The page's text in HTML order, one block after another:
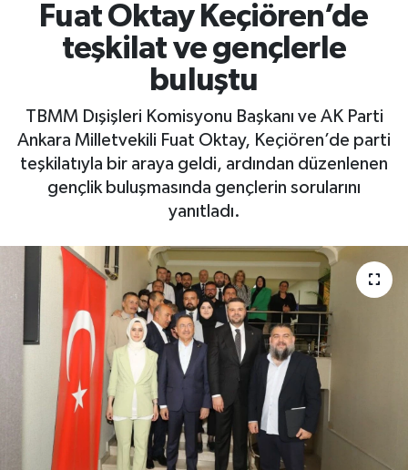
Fuat Oktay Keçiören’de
teşkilat ve gençlerle
buluştu
TBMM Dışişleri Komisyonu Başkanı ve AK Parti
Ankara Milletvekili Fuat Oktay, Keçiören’de parti
teşkilatıyla bir araya geldi, ardından düzenlenen
gençlik buluşmasında gençlerin sorularını
yanıtladı.